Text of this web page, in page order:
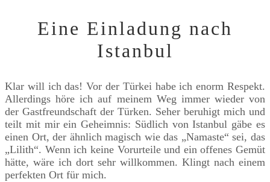
Eine Einladung nach
Istanbul
Klar will ich das! Vor der Türkei habe ich enorm Respekt.
Allerdings höre ich auf meinem Weg immer wieder von
der Gastfreundschaft der Türken. Seher beruhigt mich und
teilt mit mir ein Geheimnis: Südlich von Istanbul gäbe es
einen Ort, der ähnlich magisch wie das „Namaste“ sei, das
„Lilith“. Wenn ich keine Vorurteile und ein offenes Gemüt
hätte, wäre ich dort sehr willkommen. Klingt nach einem
perfekten Ort für mich.